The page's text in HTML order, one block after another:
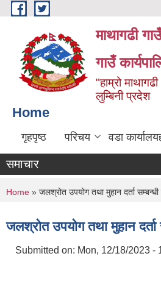
Skip to main content
माथागढी
गाउँ
"हाम्रो
लुम्बिनी प्रदेश
Home
गृहपृष्ठ परिचय वडा
समाचार
You are here
Home » जलश्रोत उपयोग तथा मुहान दर्ता सम्बन्धी
जलश्रोत उपयोग तथा मुहान दर्ता
Submitted on: Mon, 12/18/2023 -